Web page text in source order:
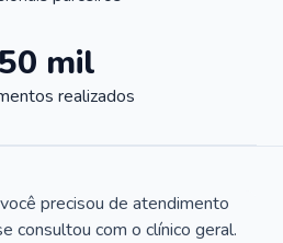
mil
realizados
precisou de atendimento
consultou com o clínico geral.